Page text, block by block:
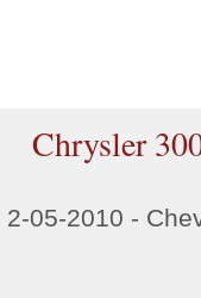
Chrysler
2-05-2010 -